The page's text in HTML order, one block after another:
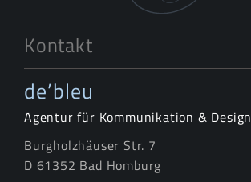
Kontakt
de’bleu
Agentur für Kommunikation & Design
Burgholzhäuser Str. 7
D 61352 Bad Homburg